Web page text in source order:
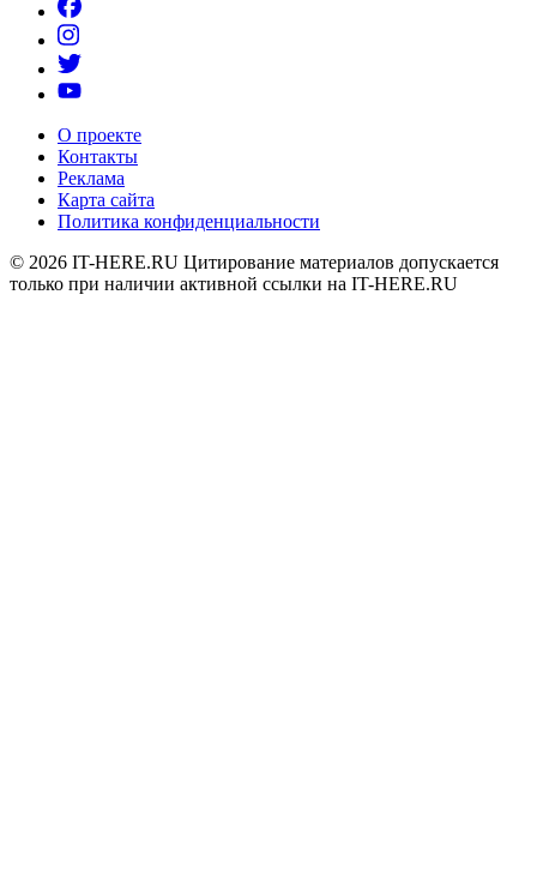
О проекте
Контакты
Реклама
Карта сайта
Политика конфиденциальности
© 2026 IT-HERE.RU Цитирование материалов допускается
только при наличии активной ссылки на IT-HERE.RU